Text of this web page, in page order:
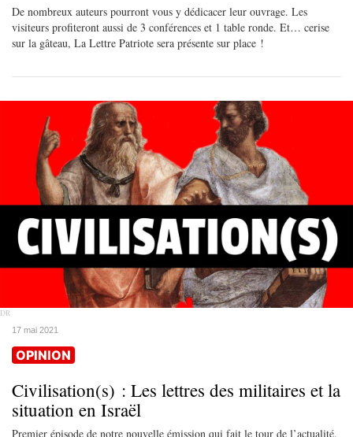
De nombreux auteurs pourront vous y dédicacer leur ouvrage. Les
visiteurs profiteront aussi de 3 conférences et 1 table ronde. Et… cerise
sur la gâteau, La Lettre Patriote sera présente sur place !
DR
17 mai 2021
OPINION
Civilisation(s) : Les lettres des militaires et la
situation en Israël
Premier épisode de notre nouvelle émission qui fait le tour de l’actualité.